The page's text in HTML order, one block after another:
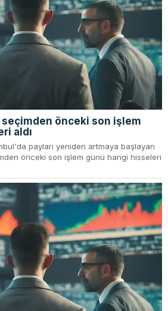
seçimden önceki son işlem
aldı
payları yeniden artmaya başlayan
önceki son işlem günü hangi hisseleri